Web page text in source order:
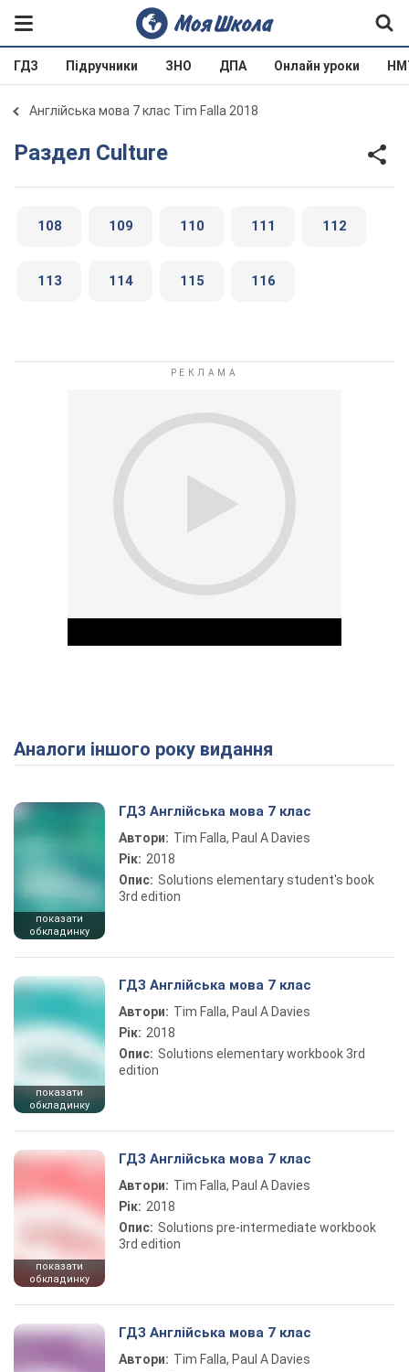
ГДЗ Підручники ЗНО ДПА Онлайн уроки
Англійська мова 7 клас Tim Falla 2018
Раздел Culture
108 109 110 111 112
113 114 115 116
Play Video
Аналоги іншого року видання
показати
обкладинку
ГДЗ Англійська мова 7 клас
Автори: Tim Falla, Paul A Davies
Рік: 2018
Опис: Solutions elementary student's book
3rd edition
показати
обкладинку
ГДЗ Англійська мова 7 клас
Автори: Tim Falla, Paul A Davies
Рік: 2018
Опис: Solutions elementary workbook 3rd
edition
показати
обкладинку
ГДЗ Англійська мова 7 клас
Автори: Tim Falla, Paul A Davies
Рік: 2018
Опис: Solutions pre-intermediate workbook
3rd edition
ГДЗ Англійська мова 7 клас
Автори: Tim Falla, Paul A Davies